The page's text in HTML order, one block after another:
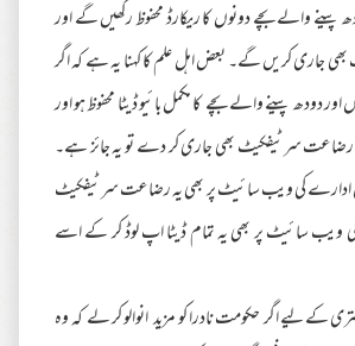
پینے والے بچے دونوں کا ریکارڈ محفوظ رکھیں گے اور
جاری کریں گے۔ بعض اہل علم کا کہنا یہ ہے کہ اگر
دودھ پینے والے بچے کا مکمل بائیو ڈیٹا محفوظ ہو اور
رضاعت سرٹیفکیٹ بھی جاری کر دے تو یہ جائز ہے۔
ادارے کی ویب سائیٹ پر بھی یہ رضاعت سرٹیفکیٹ
ویب سائیٹ پر بھی یہ تمام ڈیٹا اپ لوڈ کر کے اسے
کے لیے اگر حکومت نادرا کو مزید انوالو کر لے کہ وہ